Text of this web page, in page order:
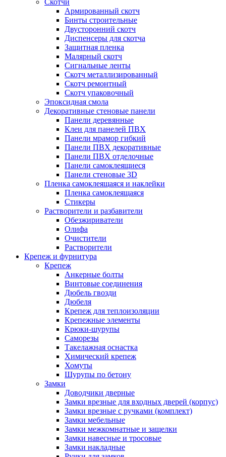
Скотчи
Армированный скотч
Бинты строительные
Двусторонний скотч
Диспенсеры для скотча
Защитная пленка
Малярный скотч
Сигнальные ленты
Скотч металлизированный
Скотч ремонтный
Скотч упаковочный
Эпоксидная смола
Декоративные стеновые панели
Панели деревянные
Клеи для панелей ПВХ
Панели мрамор гибкий
Панели ПВХ декоративные
Панели ПВХ отделочные
Панели самоклеящиеся
Панели стеновые 3D
Пленка самоклеящаяся и наклейки
Пленка самоклеящаяся
Стикеры
Растворители и разбавители
Обезжириватели
Олифа
Очистители
Растворители
Крепеж и фурнитура
Крепеж
Анкерные болты
Винтовые соединения
Дюбель гвозди
Дюбеля
Крепеж для теплоизоляции
Крепежные элементы
Крюки-шурупы
Саморезы
Такелажная оснастка
Химический крепеж
Хомуты
Шурупы по бетону
Замки
Доводчики дверные
Замки врезные для входных дверей (корпус)
Замки врезные с ручками (комплект)
Замки мебельные
Замки межкомнатные и защелки
Замки навесные и тросовые
Замки накладные